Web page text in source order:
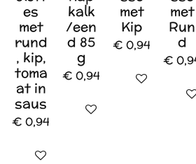
es
met
rund
, kip,
toma
at in
saus
€ 0,94
In winkelwagen
kalk
/een
d 85
g
€ 0,94
In winkelwagen
met
Kip
€ 0,94
In winkelwagen
met
Run
d
€
In